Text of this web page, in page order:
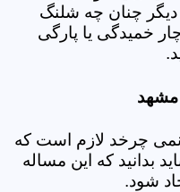
چنان چه شلنگ
خمیدگی یا پارگی
مشهد
چرخد لازم است که
بدانید که این مساله
شود.